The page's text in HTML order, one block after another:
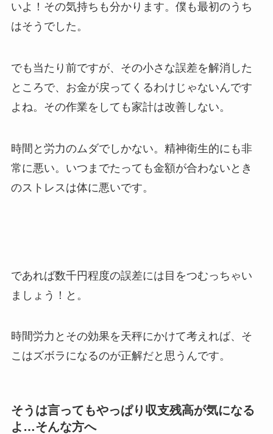
いよ！その気持ちも分かります。僕も最初のうち
はそうでした。
でも当たり前ですが、その小さな誤差を解消した
ところで、お金が戻ってくるわけじゃないんです
よね。その作業をしても家計は改善しない。
時間と労力のムダでしかない。精神衛生的にも非
常に悪い。いつまでたっても金額が合わないとき
のストレスは体に悪いです。
であれば数千円程度の誤差には目をつむっちゃい
ましょう！と。
時間労力とその効果を天秤にかけて考えれば、そ
こはズボラになるのが正解だと思うんです。
そうは言ってもやっぱり収支残高が気になる
よ…そんな方へ